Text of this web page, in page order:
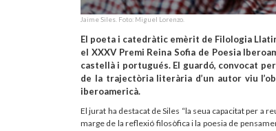
Jaime Siles. Foto: Miguel Lorenzo.
El poeta i catedràtic emèrit de Filologia
el XXXV Premi Reina Sofia de Poesia
castellà i portugués. El guardó, convocat
de la trajectòria literària d’un autor viu
iberoamericà.
El jurat ha destacat de Siles “la seua capacitat per a
marge de la reflexió filosòfica i la poesia de